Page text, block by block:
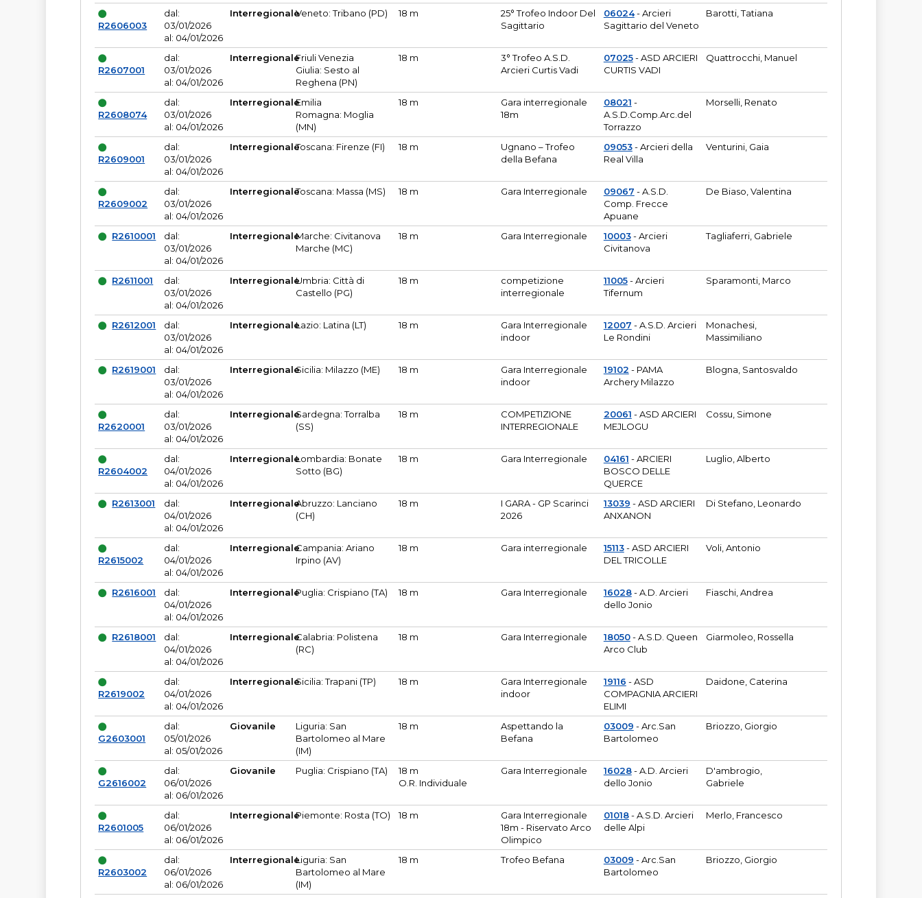
R2606003
dal:
03/01/2026
al: 04/01/2026
InterregionaleVeneto: Tribano (PD) 18 m
25° Trofeo Indoor Del
Sagittario
06024- Arcieri
Sagittario del Veneto
Barotti, Tatiana
R2607001
dal:
03/01/2026
al: 04/01/2026
InterregionaleFriuli Venezia
Giulia: Sesto al
Reghena (PN)
18 m
3° Trofeo A.S.D.
Arcieri Curtis Vadi
07025- ASD ARCIERI
CURTIS VADI
Quattrocchi, Manuel
R2608074
dal:
03/01/2026
al: 04/01/2026
InterregionaleEmilia
Romagna: Moglia
(MN)
18 m
Gara interregionale
18m
08021 -
A.S.D.Comp.Arc.del
Torrazzo
Morselli, Renato
R2609001
dal:
03/01/2026
al: 04/01/2026
InterregionaleToscana: Firenze (FI) 18 m
Ugnano – Trofeo
della Befana
09053- Arcieri della
Real Villa
Venturini, Gaia
R2609002
dal:
03/01/2026
al: 04/01/2026
InterregionaleToscana: Massa (MS) 18 m Gara Interregionale 09067 - A.S.D.
Comp. Frecce
Apuane
De Biaso, Valentina
R2610001
dal:
03/01/2026
al: 04/01/2026
InterregionaleMarche: Civitanova
Marche (MC)
18 m Gara Interregionale 10003- Arcieri
Civitanova
Tagliaferri, Gabriele
R2611001
dal:
03/01/2026
al: 04/01/2026
InterregionaleUmbria: Città di
Castello (PG)
18 m
competizione
interregionale
11005- Arcieri
Tifernum
Sparamonti, Marco
R2612001
dal:
03/01/2026
al: 04/01/2026
InterregionaleLazio: Latina (LT) 18 m
Gara Interregionale
indoor
12007 - A.S.D. Arcieri
Le Rondini
Monachesi,
Massimiliano
R2619001
dal:
03/01/2026
al: 04/01/2026
InterregionaleSicilia: Milazzo (ME) 18 m
Gara Interregionale
indoor
19102 - PAMA
Archery Milazzo
Blogna, Santosvaldo
R2620001
dal:
03/01/2026
al: 04/01/2026
InterregionaleSardegna: Torralba
(SS)
18 m
COMPETIZIONE
INTERREGIONALE
20061 - ASD ARCIERI
MEJLOGU
Cossu, Simone
R2604002
dal:
04/01/2026
al: 04/01/2026
InterregionaleLombardia: Bonate
Sotto (BG)
18 m Gara Interregionale 04161 - ARCIERI
BOSCO DELLE
QUERCE
Luglio, Alberto
R2613001
dal:
04/01/2026
al: 04/01/2026
InterregionaleAbruzzo: Lanciano
(CH)
18 m
I GARA - GP Scarinci
2026
13039 - ASD ARCIERI
ANXANON
Di Stefano, Leonardo
R2615002
dal:
04/01/2026
al: 04/01/2026
InterregionaleCampania: Ariano
Irpino (AV)
18 m Gara interregionale 15113- ASD ARCIERI
DEL TRICOLLE
Voli, Antonio
R2616001
dal:
04/01/2026
al: 04/01/2026
InterregionalePuglia: Crispiano (TA) 18 m Gara Interregionale 16028- A.D. Arcieri
dello Jonio
Fiaschi, Andrea
R2618001
dal:
04/01/2026
al: 04/01/2026
InterregionaleCalabria: Polistena
(RC)
18 m Gara Interregionale 18050- A.S.D. Queen
Arco Club
Giarmoleo, Rossella
R2619002
dal:
04/01/2026
al: 04/01/2026
InterregionaleSicilia: Trapani (TP) 18 m
Gara Interregionale
indoor
19116 - ASD
COMPAGNIA ARCIERI
ELIMI
Daidone, Caterina
G2603001
dal:
05/01/2026
al: 05/01/2026
Giovanile
Liguria: San
Bartolomeo al Mare
(IM)
18 m
Aspettando la
Befana
03009 - Arc.San
Bartolomeo
Briozzo, Giorgio
G2616002
dal:
06/01/2026
al: 06/01/2026
Giovanile Puglia: Crispiano (TA)
18 m
O.R. Individuale
Gara Interregionale 16028- A.D. Arcieri
dello Jonio
D'ambrogio,
Gabriele
R2601005
dal:
06/01/2026
al: 06/01/2026
InterregionalePiemonte: Rosta (TO) 18 m
Gara Interregionale
18m - Riservato Arco
Olimpico
01018- A.S.D. Arcieri
delle Alpi
Merlo, Francesco
R2603002
dal:
06/01/2026
al: 06/01/2026
InterregionaleLiguria: San
Bartolomeo al Mare
(IM)
18 m Trofeo Befana 03009 - Arc.San
Bartolomeo
Briozzo, Giorgio